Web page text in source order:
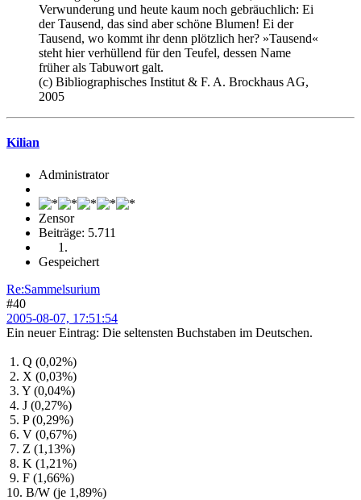
Verwunderung und heute kaum noch gebräuchlich: Ei
der Tausend, das sind aber schöne Blumen! Ei der
Tausend, wo kommt ihr denn plötzlich her? »Tausend«
steht hier verhüllend für den Teufel, dessen Name
früher als Tabuwort galt.
(c) Bibliographisches Institut & F. A. Brockhaus AG,
2005
Kilian
Administrator
Zensor
Beiträge: 5.711
Gespeichert
Re:Sammelsurium
#40
2005-08-07, 17:51:54
Ein neuer Eintrag: Die seltensten Buchstaben im Deutschen.
1. Q (0,02%)
2. X (0,03%)
3. Y (0,04%)
4. J (0,27%)
5. P (0,29%)
6. V (0,67%)
7. Z (1,13%)
8. K (1,21%)
9. F (1,66%)
10. B/W (je 1,89%)